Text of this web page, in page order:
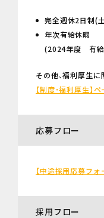
完全週休2日制(土
年次有給休暇
(2024年度 有給
その他、福利厚生に
【制度・福利厚生】
応募フロー
【中途採用応募フォ
採用フロー